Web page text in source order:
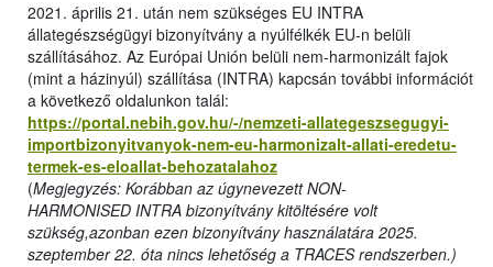
2021. április 21. után nem szükséges EU INTRA
állategészségügyi bizonyítvány a nyúlfélkék EU-n belüli
szállításához. Az Európai Unión belüli nem-harmonizált fajok
(mint a házinyúl) szállítása (INTRA) kapcsán további információt
a következő oldalunkon talál:
https://portal.nebih.gov.hu/-/nemzeti-allategeszsegugyi-
importbizonyitvanyok-nem-eu-harmonizalt-allati-eredetu-
termek-es-eloallat-behozatalahoz
(Megjegyzés: Korábban az úgynevezett NON-
HARMONISED INTRA bizonyítvány kitöltésére volt
szükség,azonban ezen bizonyítvány használatára 2025.
szeptember 22. óta nincs lehetőség a TRACES rendszerben.)